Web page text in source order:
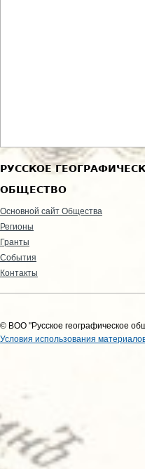
РУССКОЕ
ОБЩЕСТВО
Основной сайт Общества
Регионы
Гранты
События
Контакты
© ВОО "Русское географическое
Условия использования